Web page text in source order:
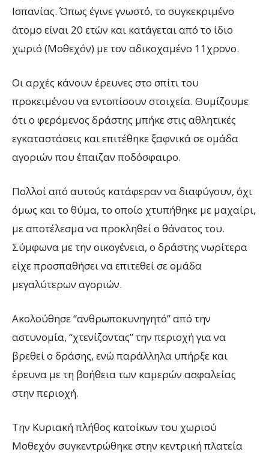
Ισπανίας. Όπως έγινε γνωστό, το συγκεκριμένο
άτομο είναι 20 ετών και κατάγεται από το ίδιο
χωριό (Μοθεχόν) με τον αδικοχαμένο 11χρονο.
Οι αρχές κάνουν έρευνες στο σπίτι του
προκειμένου να εντοπίσουν στοιχεία. Θυμίζουμε
ότι ο φερόμενος δράστης μπήκε στις αθλητικές
εγκαταστάσεις και επιτέθηκε ξαφνικά σε ομάδα
αγοριών που έπαιζαν ποδόσφαιρο.
Πολλοί από αυτούς κατάφεραν να διαφύγουν, όχι
όμως και το θύμα, το οποίο χτυπήθηκε με μαχαίρι,
με αποτέλεσμα να προκληθεί ο θάνατος του.
Σύμφωνα με την οικογένεια, ο δράστης νωρίτερα
είχε προσπαθήσει να επιτεθεί σε ομάδα
μεγαλύτερων αγοριών.
Ακολούθησε “ανθρωποκυνηγητό” από την
αστυνομία, “χτενίζοντας” την περιοχή για να
βρεθεί ο δράσης, ενώ παράλληλα υπήρξε και
έρευνα με τη βοήθεια των καμερών ασφαλείας
στην περιοχή.
Την Κυριακή πλήθος κατοίκων του χωριού
Μοθεχόν συγκεντρώθηκε στην κεντρική πλατεία